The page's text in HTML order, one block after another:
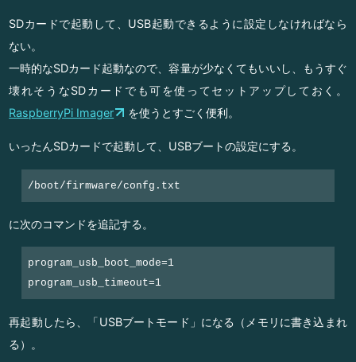
SDカードで起動して、USB起動できるように設定しなければなら
ない。
一時的なSDカード起動なので、容量が少なくてもいいし、もうすぐ
壊れそうなSDカードでも可を使ってセットアップしておく。
RaspberryPi Imager
を使うとすごく便利。
いったんSDカードで起動して、USBブートの設定にする。
/boot/firmware/confg.txt
に次のコマンドを追記する。
program_usb_boot_mode=1
program_usb_timeout=1
再起動したら、「USBブートモード」になる（メモリに書き込まれ
る）。